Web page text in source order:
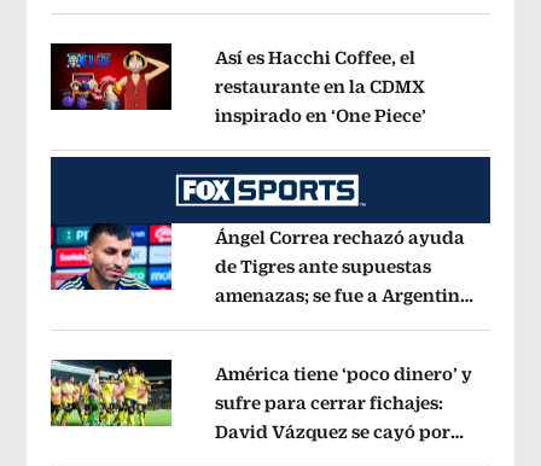
Opens in new window
Así es Hacchi Coffee, el
restaurante en la CDMX
inspirado en ‘One Piece’
Opens in new window
Ángel Correa rechazó ayuda
de Tigres ante supuestas
amenazas; se fue a Argentina
Opens in new window
América tiene ‘poco dinero’ y
sufre para cerrar fichajes:
David Vázquez se cayó por